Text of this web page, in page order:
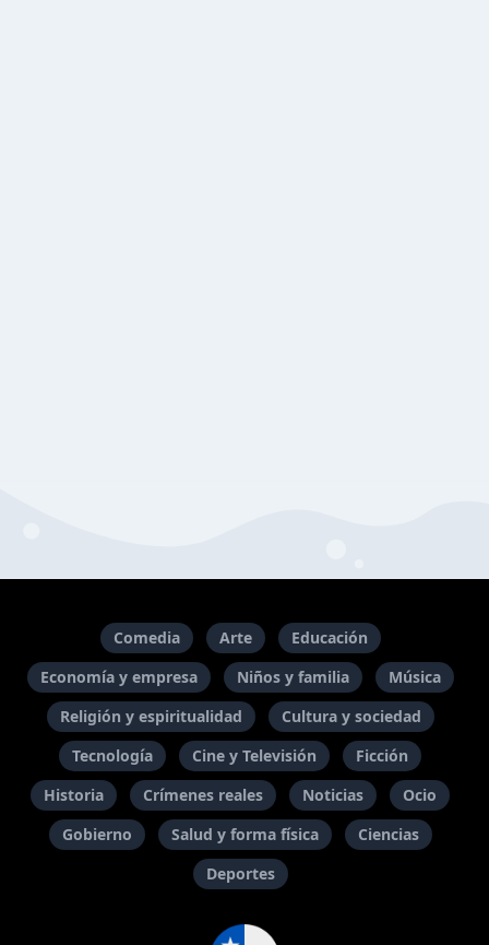
Comedia Arte
Educación
Economía y empresa
Niños y familia
Música
Religión y espiritualidad
Cultura y sociedad
Tecnología
Cine y Televisión
Ficción
Historia
Crímenes reales Noticias
Ocio
Gobierno
Salud y forma física
Ciencias
Deportes